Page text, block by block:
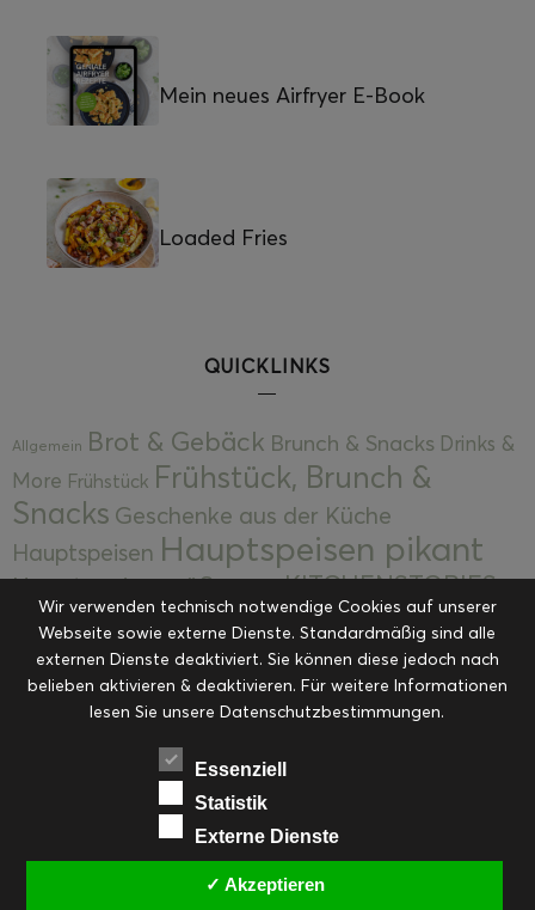
Mein neues Airfryer E-Book
Loaded Fries
QUICKLINKS
Allgemein Brot & Gebäck Brunch & Snacks Drinks &
More Frühstück Frühstück, Brunch &
Snacks Geschenke aus der Küche
Hauptspeisen Hauptspeisen pikant
Hauptspeisen süßKekseKITCHENSTORIES
Kuchen, Torten & Desserts Kuchen und
Desserts Kulinarik Kulinarische Mitbringsel &
Eingemachtes Ohne Kategorie Ostern Resteküche
RezepteSaisonalSliderStartseite
Suppen, Salate & Vorspeisen
Vorspeisen, Salate & Suppen
Weihnachten Workshops & Events
Wir verwenden technisch notwendige Cookies auf unserer
Webseite sowie externe Dienste. Standardmäßig sind alle
externen Dienste deaktiviert. Sie können diese jedoch nach
belieben aktivieren & deaktivieren. Für weitere Informationen
lesen Sie unsere Datenschutzbestimmungen.
Essenziell
Statistik
Externe Dienste
✓ Akzeptieren